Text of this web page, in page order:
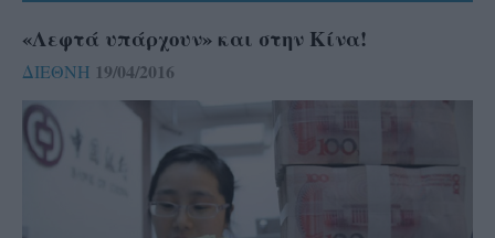
«Λεφτά υπάρχουν» και στην Κίνα!
ΔΙΕΘΝΗ 19/04/2016